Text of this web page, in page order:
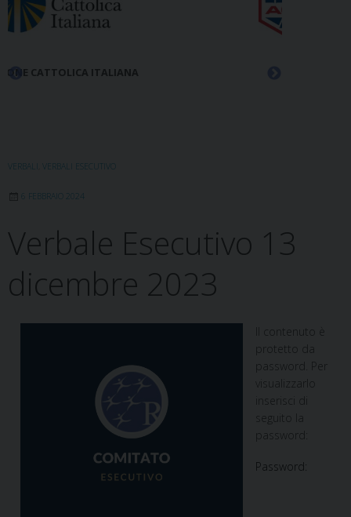
ACLI
VERBALI VERBALI ESECUTIVO
6 FEBBRAIO 2024
Verbale Esecutivo 13
dicembre 2023
Il contenuto è
protetto da
password. Per
visualizzarlo
inserisci di
seguito la
password:
Password: